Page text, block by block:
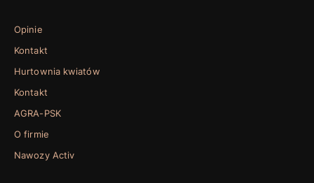
Opinie
Kontakt
Hurtownia kwiatów
Kontakt
AGRA-PSK
O firmie
Nawozy Activ